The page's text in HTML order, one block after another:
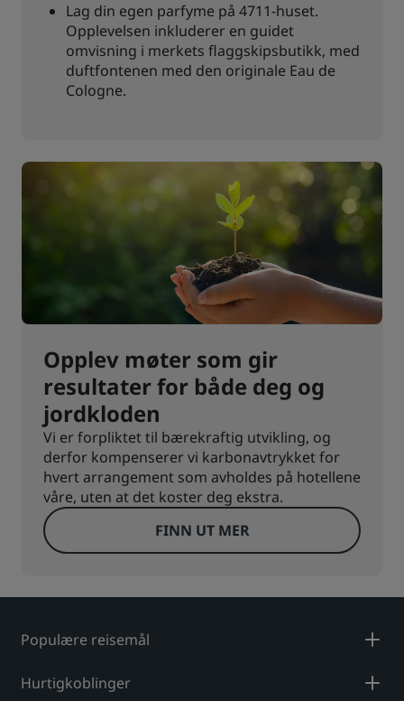
Lag din egen parfyme på 4711-huset.
Opplevelsen inkluderer en guidet
omvisning i merkets flaggskipsbutikk, med
duftfontenen med den originale Eau de
Cologne.
Opplev møter som gir
resultater for både deg og
jordkloden
Vi er forpliktet til bærekraftig utvikling, og
derfor kompenserer vi karbonavtrykket for
hvert arrangement som avholdes på hotellene
våre, uten at det koster deg ekstra.
FINN UT MER
Populære reisemål
Hurtigkoblinger